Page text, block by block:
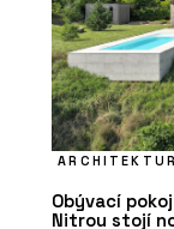
Obývací
Nitrou stojí